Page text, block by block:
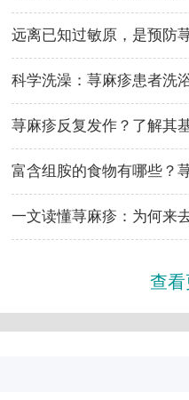
远离已知过敏原，是预防
科学洗澡：荨麻疹患者洗
荨麻疹反复发作？了解其
富含组胺的食物有哪些？
一文读懂荨麻疹：为何来
查